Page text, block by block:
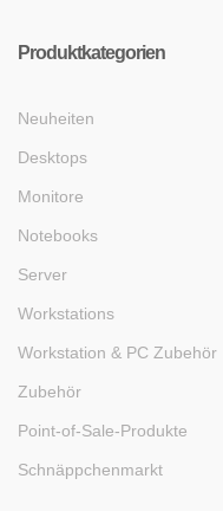
Produktkategorien
Neuheiten
Desktops
Monitore
Notebooks
Server
Workstations
Workstation & PC Zubehör
Zubehör
Point-of-Sale-Produkte
Schnäppchenmarkt